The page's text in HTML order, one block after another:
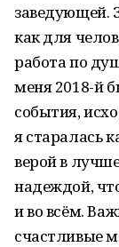
заведующей.
как для
работа по
меня 2018-й
события,
я старалась
верой в
надеждой,
и во всём.
счастливые